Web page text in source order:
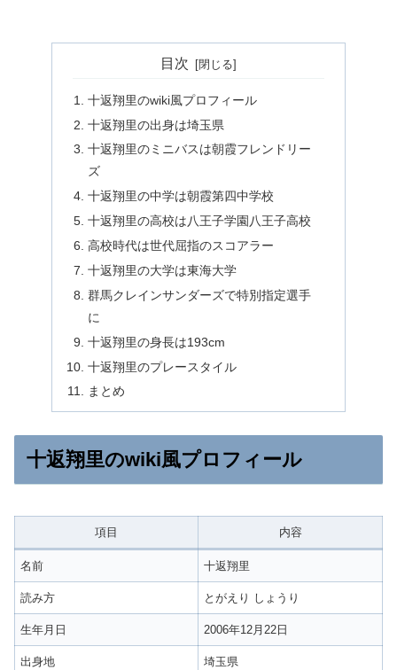
目次
十返翔里のwiki風プロフィール
十返翔里の出身は埼玉県
十返翔里のミニバスは朝霞フレンドリー
ズ
十返翔里の中学は朝霞第四中学校
十返翔里の高校は八王子学園八王子高校
高校時代は世代屈指のスコアラー
十返翔里の大学は東海大学
群馬クレインサンダーズで特別指定選手
に
十返翔里の身長は193cm
十返翔里のプレースタイル
まとめ
十返翔里のwiki風プロフィール
項目 内容
名前 十返翔里
読み方 とがえり しょうり
生年月日 2006年12月22日
出身地 埼玉県